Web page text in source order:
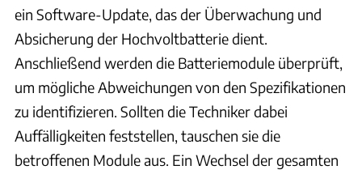
ein Software-Update, das der Überwachung und
Absicherung der Hochvoltbatterie dient.
Anschließend werden die Batteriemodule überprüft,
um mögliche Abweichungen von den Spezifikationen
zu identifizieren. Sollten die Techniker dabei
Auffälligkeiten feststellen, tauschen sie die
betroffenen Module aus. Ein Wechsel der gesamten